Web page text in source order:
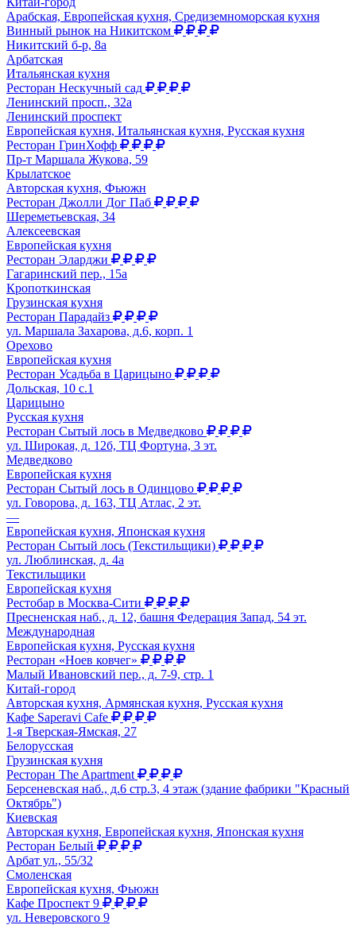
Арабская, Европейская кухня, Средиземноморская кухня
Винный рынок на Никитском
Никитский б-р, 8а
Арбатская
Итальянская кухня
Ресторан Нескучный сад
Ленинский просп., 32а
Ленинский проспект
Европейская кухня, Итальянская кухня, Русская кухня
Ресторан ГринХофф
Пр-т Маршала Жукова, 59
Крылатское
Авторская кухня, Фьюжн
Ресторан Джолли Дог Паб
Шереметьевская, 34
Алексеевская
Европейская кухня
Ресторан Эларджи
Гагаринский пер., 15а
Кропоткинская
Грузинская кухня
Ресторан Парадайз
ул. Маршала Захарова, д.6, корп. 1
Орехово
Европейская кухня
Ресторан Усадьба в Царицыно
Дольская, 10 с.1
Царицыно
Русская кухня
Ресторан Сытый лось в Медведково
ул. Широкая, д. 12б, ТЦ Фортуна, 3 эт.
Медведково
Европейская кухня
Ресторан Сытый лось в Одинцово
ул. Говорова, д. 163, ТЦ Атлас, 2 эт.
—
Европейская кухня, Японская кухня
Ресторан Сытый лось (Текстильщики)
ул. Люблинская, д. 4а
Текстильщики
Европейская кухня
Рестобар в Москва-Сити
Пресненская наб., д. 12, башня Федерация Запад, 54 эт.
Международная
Европейская кухня, Русская кухня
Ресторан «Ноев ковчег»
Малый Ивановский пер., д. 7-9, стр. 1
Китай-город
Авторская кухня, Армянская кухня, Русская кухня
Кафе Saperavi Cafe
1-я Тверская-Ямская, 27
Белорусская
Грузинская кухня
Ресторан The Apartment
Берсеневская наб., д.6 стр.3, 4 этаж (здание фабрики "Красный
Октябрь")
Киевская
Авторская кухня, Европейская кухня, Японская кухня
Ресторан Белый
Арбат ул., 55/32
Смоленская
Европейская кухня, Фьюжн
Кафе Проспект 9
ул. Неверовского 9